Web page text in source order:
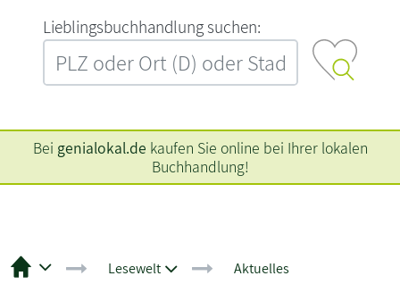
L‍i‍e‍b‍l‍i‍n‍g‍s‍b‍u‍c‍h‍h‍a‍n‍d‍l‍u‍n‍g‍ ‍s‍u‍c‍h‍e‍n‍:‍
Bei genialokal.de kaufen Sie online bei Ihrer lokalen
Buchhandlung!
Lesewelt Aktuelles